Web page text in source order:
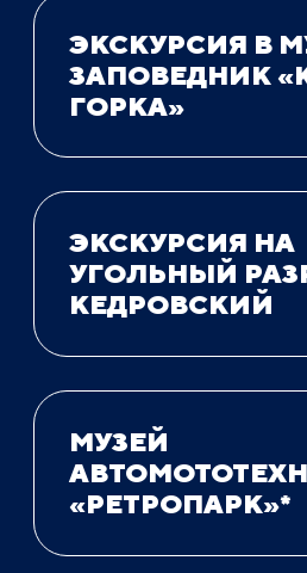
ЭКСКУРСИЯ В
ЗАПОВЕДНИК
ГОРКА»
ЭКСКУРСИЯ НА
УГОЛЬНЫЙ
КЕДРОВСКИЙ
МУЗЕЙ
«РЕТРОПАРК»*